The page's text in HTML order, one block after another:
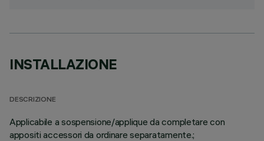
INSTALLAZIONE
DESCRIZIONE
Applicabile a sospensione/applique da completare con
appositi accessori da ordinare separatamente.;